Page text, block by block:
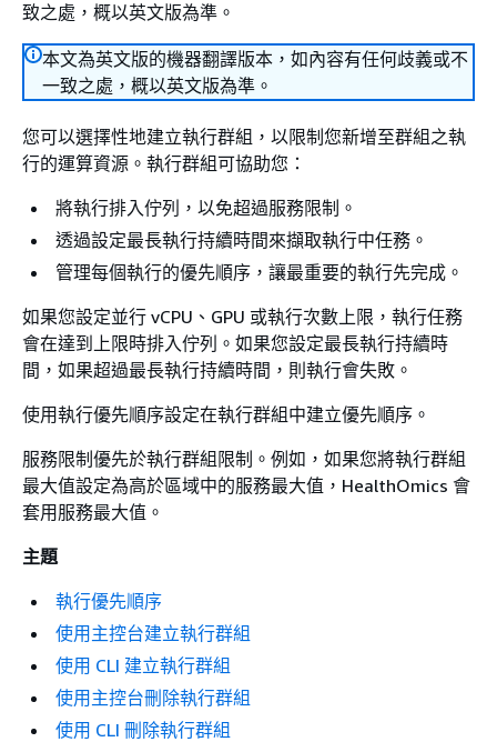
致之處，概以英文版為準。
本文為英文版的機器翻譯版本，如內容有任何歧義或不
一致之處，概以英文版為準。
您可以選擇性地建立執行群組，以限制您新增至群組之執
行的運算資源。執行群組可協助您：
將執行排入佇列，以免超過服務限制。
透過設定最長執行持續時間來擷取執行中任務。
管理每個執行的優先順序，讓最重要的執行先完成。
如果您設定並行 vCPU、GPU 或執行次數上限，執行任務
會在達到上限時排入佇列。如果您設定最長執行持續時
間，如果超過最長執行持續時間，則執行會失敗。
使用執行優先順序設定在執行群組中建立優先順序。
服務限制優先於執行群組限制。例如，如果您將執行群組
最大值設定為高於區域中的服務最大值，HealthOmics 會
套用服務最大值。
主題
執行優先順序
使用主控台建立執行群組
使用 CLI 建立執行群組
使用主控台刪除執行群組
使用 CLI 刪除執行群組